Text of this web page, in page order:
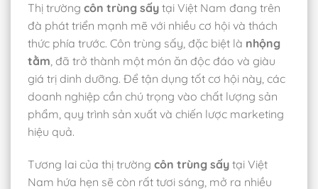
Thị trường côn trùng sấy tại Việt Nam đang trên
đà phát triển mạnh mẽ với nhiều cơ hội và thách
thức phía trước. Côn trùng sấy, đặc biệt là nhộng
tằm, đã trở thành một món ăn độc đáo và giàu
giá trị dinh dưỡng. Để tận dụng tốt cơ hội này, các
doanh nghiệp cần chú trọng vào chất lượng sản
phẩm, quy trình sản xuất và chiến lược marketing
hiệu quả.
Tương lai của thị trường côn trùng sấy tại Việt
Nam hứa hẹn sẽ còn rất tươi sáng, mở ra nhiều